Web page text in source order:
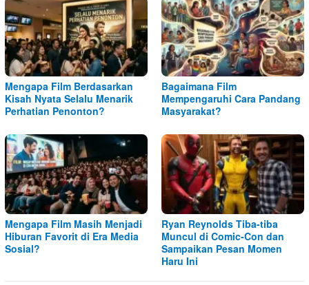
Mengapa Film Berdasarkan
Kisah Nyata Selalu Menarik
Perhatian Penonton?
Bagaimana Film
Mempengaruhi Cara Pandang
Masyarakat?
Mengapa Film Masih Menjadi
Hiburan Favorit di Era Media
Sosial?
Ryan Reynolds Tiba-tiba
Muncul di Comic-Con dan
Sampaikan Pesan Momen
Haru Ini